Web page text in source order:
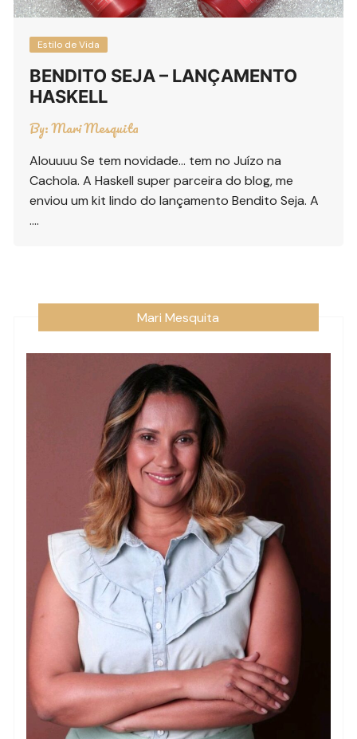
Estilo de Vida
BENDITO SEJA – LANÇAMENTO
HASKELL
By:Mari Mesquita
Alouuuu Se tem novidade… tem no Juízo na
Cachola. A Haskell super parceira do blog, me
enviou um kit lindo do lançamento Bendito Seja. A
….
Mari Mesquita